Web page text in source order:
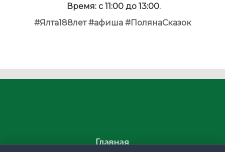
Время: с 11:00 до 13:00.
#Ялта188лет #афиша #ПолянаСказок
Главная